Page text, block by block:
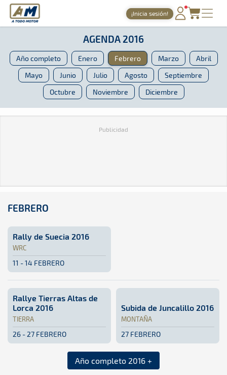
A Todo Motor · Revista del motor desde 1999
¡Inicia sesión!
TIEMPOS ONLINE
NOTICIAS
AGENDA
GALERÍAS
AGENDA 2016
Año completo Enero Febrero Marzo
Abril
Mayo
Junio Julio Agosto
Septiembre
Octubre
Noviembre Diciembre
Publicidad
FEBRERO
Rally de Suecia 2016
WRC
11 - 14 FEBRERO
WRC · Rally de Suecia 2016: Aquí podrás encontrar
Suecia Suecia
Rallye Tierras Altas de
Lorca 2016
TIERRA
26 - 27 FEBRERO
Tierra · Rallye Tierras Altas de Lorca 2016: Aquí podrás
Lorca - Murcia Lorca - Murcia
Subida de Juncalillo 2016
MONTAÑA
27 FEBRERO
Montaña · Subida de
Juncalillo, Gran Canaria
Año completo 2016 +